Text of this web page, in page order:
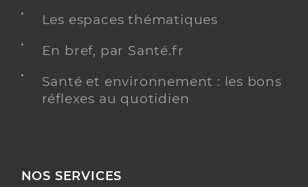
Les espaces thématiques
En bref, par Santé.fr
Santé et environnement : les bons
réflexes au quotidien
NOS SERVICES